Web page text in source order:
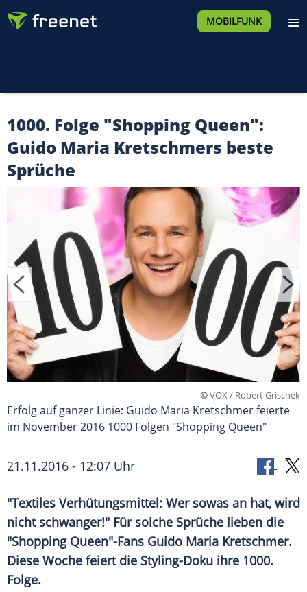
MOBILFUNK
1000. Folge "Shopping Queen":
Guido Maria Kretschmers beste
Sprüche
©VOX / Robert Grischek
Erfolg auf ganzer Linie: Guido Maria Kretschmer feierte
im November 2016 1000 Folgen "Shopping Queen"
21.11.2016 - 12:07 Uhr
"Textiles Verhütungsmittel: Wer sowas an hat, wird
nicht schwanger!" Für solche Sprüche lieben die
"Shopping Queen"-Fans Guido Maria Kretschmer.
Diese Woche feiert die Styling-Doku ihre 1000.
Folge.